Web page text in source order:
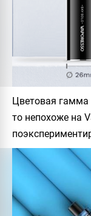
Цветовая гамма
то непохоже на